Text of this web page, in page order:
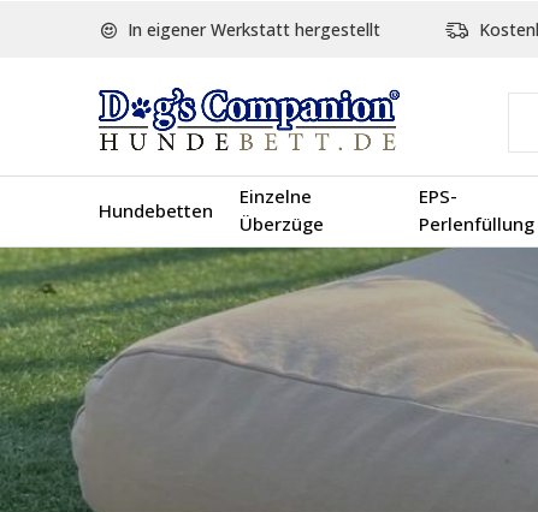
Hundebetten
Einzelne
Überzüge
EPS-
Perlenfüllung
In eigener Werkstatt hergestellt